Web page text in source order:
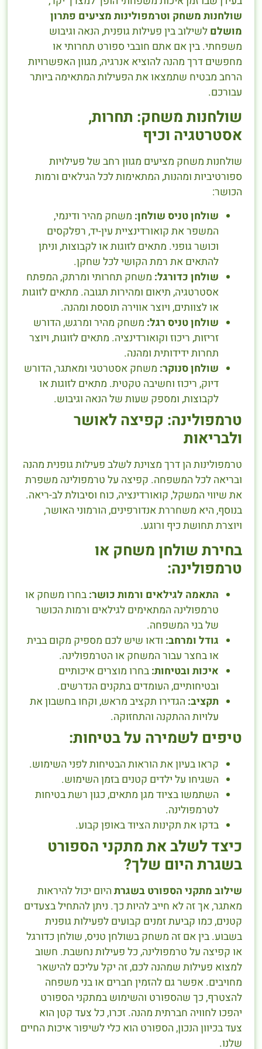
שולחנות משחק וטרמפולינות מציעים פתרון
מושלםלשילוב בין פעילות גופנית, הנאה וגיבוש
משפחתי. בין אם אתם חובבי ספורט תחרותי או
מחפשים דרך מהנה להוציא אנרגיה, מגוון האפשרויות
הרחב מבטיח שתמצאו את הפעילות המתאימה ביותר
עבורכם.
שולחנות משחק: תחרות,
אסטרטגיה וכיף
שולחנות משחק מציעים מגוון רחב של פעילויות
ספורטיביות ומהנות, המתאימות לכל הגילאים ורמות
הכושר:
שולחן טניס שולחן: משחק מהיר ודינמי,
המשפר את קואורדינציית עין-יד, רפלקסים
וכושר גופני. מתאים לזוגות או לקבוצות, וניתן
להתאים את רמת הקושי לכל שחקן.
שולחן כדורגל: משחק תחרותי ומרתק, המפתח
אסטרטגיה, תיאום ומהירות תגובה. מתאים לזוגות
או לצוותים, ויוצר אווירה תוססת ומהנה.
שולחן טניס רגל: משחק מהיר ומרגש, הדורש
זריזות, ריכוז וקואורדינציה. מתאים לזוגות, ויוצר
תחרות ידידותית ומהנה.
שולחן סנוקר: משחק אסטרטגי ומאתגר, הדורש
דיוק, ריכוז וחשיבה טקטית. מתאים לזוגות או
לקבוצות, ומספק שעות של הנאה וגיבוש.
טרמפולינה: קפיצה לאושר
ולבריאות
טרמפולינות הן דרך מצוינת לשלב פעילות גופנית מהנה
ובריאה לכל המשפחה. קפיצה על טרמפולינה משפרת
את שיווי המשקל, קואורדינציה, כוח וסיבולת לב-ריאה.
בנוסף, היא משחררת אנדורפינים, הורמוני האושר,
ויוצרת תחושת כיף ורוגע.
בחירת שולחן משחק או
טרמפולינה:
התאמה לגילאים ורמות כושר: בחרו משחק או
טרמפולינה המתאימים לגילאים ורמות הכושר
של בני המשפחה.
גודל ומרחב: ודאו שיש לכם מספיק מקום בבית
או בחצר עבור המשחק או הטרמפולינה.
איכות ובטיחות: בחרו מוצרים איכותיים
ובטיחותיים, העומדים בתקנים הנדרשים.
תקציב: הגדירו תקציב מראש, וקחו בחשבון את
עלויות ההתקנה והתחזוקה.
טיפים לשמירה על בטיחות:
קראו בעיון את הוראות הבטיחות לפני השימוש.
השגיחו על ילדים קטנים בזמן השימוש.
השתמשו בציוד מגן מתאים, כגון רשת בטיחות
לטרמפולינה.
בדקו את תקינות הציוד באופן קבוע.
כיצד לשלב את מתקני הספורט
בשגרת היום שלך?
שילוב מתקני הספורט בשגרת היום יכול להיראות
מאתגר, אך זה לא חייב להיות כך. ניתן להתחיל בצעדים
קטנים, כמו קביעת זמנים קבועים לפעילות גופנית
בשבוע. בין אם זה משחק בשולחן טניס, שולחן כדורגל
או קפיצה על טרמפולינה, כל פעילות נחשבת. חשוב
למצוא פעילות שמהנה לכם, זה יקל עליכם להישאר
מחויבים. אפשר גם להזמין חברים או בני משפחה
להצטרף, כך שהספורט והשימוש במתקני הספורט
יהפכו לחוויה חברתית מהנה. זכרו, כל צעד קטן הוא
צעד בכיוון הנכון, הספורט הוא כלי לשיפור איכות החיים
שלנו.